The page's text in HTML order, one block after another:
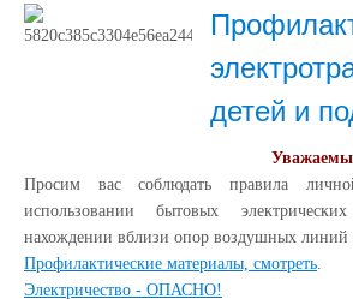
детей и
Просим вас соблюдать правила
использовании бытовых
нахождении вблизи опор воздушных линий
Профилактические материалы, смотреть.
Электричество - ОПАСНО!